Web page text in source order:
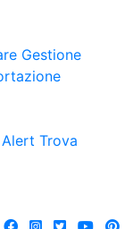
Gestione
Trova